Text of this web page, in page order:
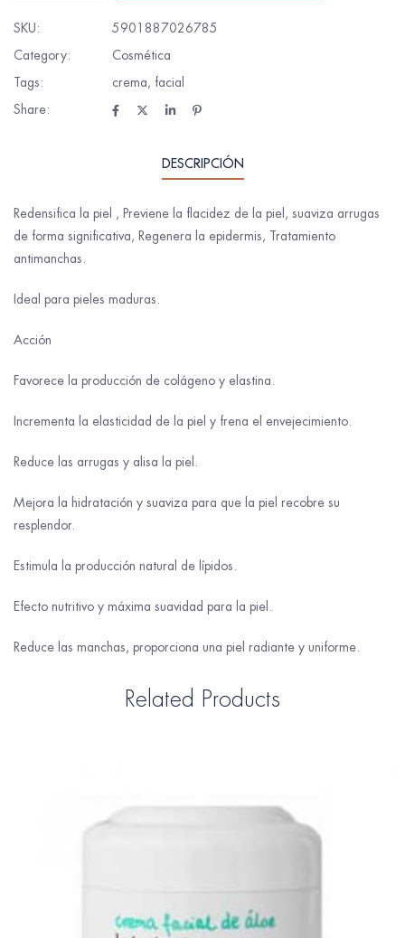
SKU:
5901887026785
Category:
Cosmética
Tags:
crema, facial
Share:
DESCRIPCIÓN
Redensifica la piel , Previene la flacidez de la piel, suaviza arrugas
de forma significativa, Regenera la epidermis, Tratamiento
antimanchas.
Ideal para pieles maduras.
Acción
Favorece la producción de colágeno y elastina.
Incrementa la elasticidad de la piel y frena el envejecimiento.
Reduce las arrugas y alisa la piel.
Mejora la hidratación y suaviza para que la piel recobre su
resplendor.
Estimula la producción natural de lípidos.
Efecto nutritivo y máxima suavidad para la piel.
Reduce las manchas, proporciona una piel radiante y uniforme.
Related Products